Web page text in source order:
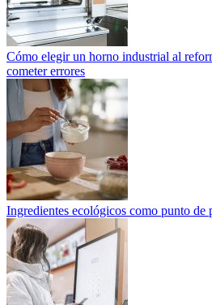
Cómo elegir un horno industrial al
cometer errores
Ingredientes ecológicos como punto de